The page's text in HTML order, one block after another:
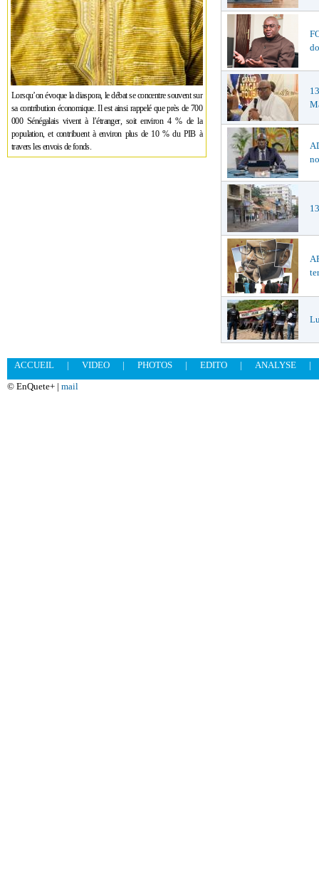
Lorsqu’on évoque la diaspora, le débat se concentre souvent sur
sa contribution économique. Il est ainsi rappelé que près de 700
000 Sénégalais vivent à l’étranger, soit environ 4 % de la
population, et contribuent à environ plus de 10 % du PIB à
travers les envois de fonds.
ACCUEIL | VIDEO | PHOTOS | EDITO | ANALYSE
|
© EnQuete+ | mail